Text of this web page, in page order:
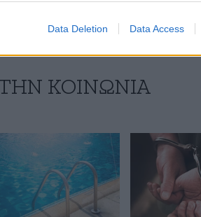
Data Deletion Data Access
ΚΟΙΝΩΝΙΑ